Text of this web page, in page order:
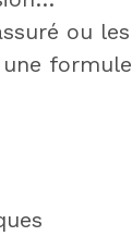
ou les
formule